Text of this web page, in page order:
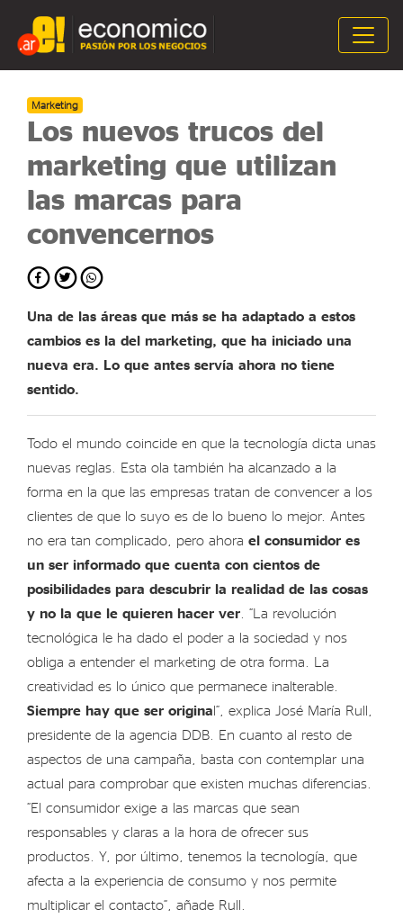
Marketing
Los nuevos trucos del
marketing que utilizan
las marcas para
convencernos
Una de las áreas que más se ha adaptado a estos
cambios es la del marketing, que ha iniciado una
nueva era. Lo que antes servía ahora no tiene
sentido.
Todo el mundo coincide en que la tecnología dicta unas
nuevas reglas. Esta ola también ha alcanzado a la
forma en la que las empresas tratan de convencer a los
clientes de que lo suyo es de lo bueno lo mejor. Antes
no era tan complicado, pero ahora el consumidor es
un ser informado que cuenta con cientos de
posibilidades para descubrir la realidad de las cosas
y no la que le quieren hacer ver . “La revolución
tecnológica le ha dado el poder a la sociedad y nos
obliga a entender el marketing de otra forma. La
creatividad es lo único que permanece inalterable.
Siempre hay que ser original”, explica José María Rull,
presidente de la agencia DDB. En cuanto al resto de
aspectos de una campaña, basta con contemplar una
actual para comprobar que existen muchas diferencias.
“El consumidor exige a las marcas que sean
responsables y claras a la hora de ofrecer sus
productos. Y, por último, tenemos la tecnología, que
afecta a la experiencia de consumo y nos permite
multiplicar el contacto”, añade Rull.